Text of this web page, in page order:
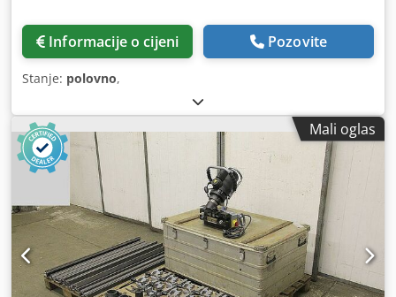
Informacije o cijeni Pozovite
Stanje: polovno,
Mali oglas